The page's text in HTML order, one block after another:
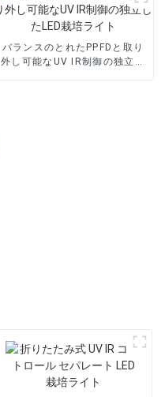
バランスのとれたPPFDと取り
外し可能なUV IR制御の独立し